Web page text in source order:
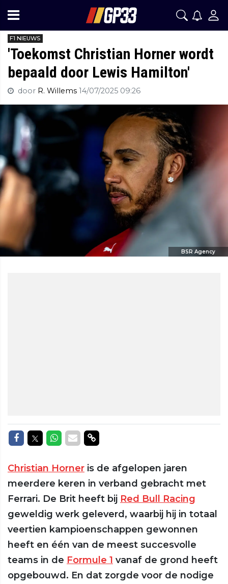
F1 NIEUWS
'Toekomst Christian Horner wordt
bepaald door Lewis Hamilton'
door R. Willems 14/07/2025 09:26
BSR Agency
Delen op Facebook
Delen op Twitter
Delen op Whatsapp
Delen via Mail
Delen via link
Christian Horner is de afgelopen jaren
meerdere keren in verband gebracht met
Ferrari. De Brit heeft bij Red Bull Racing
geweldig werk geleverd, waarbij hij in totaal
veertien kampioenschappen gewonnen
heeft en één van de meest succesvolle
teams in de Formule 1 vanaf de grond heeft
opgebouwd. En dat zorgde voor de nodige